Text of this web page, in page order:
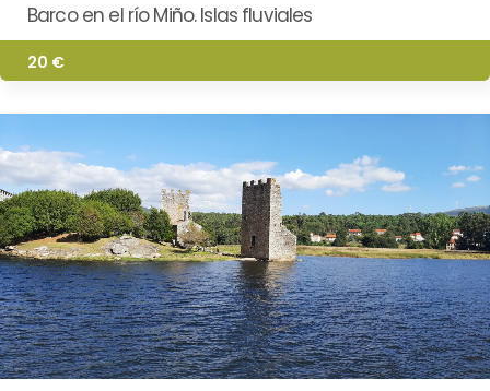
Barco en el río Miño. Islas fluviales
20 €